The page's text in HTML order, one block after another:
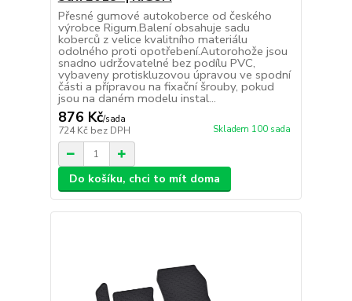
Přesné gumové autokoberce od českého
výrobce Rigum.Balení obsahuje sadu
koberců z velice kvalitního materiálu
odolného proti opotřebení.Autorohože jsou
snadno udržovatelné bez podílu PVC,
vybaveny protiskluzovou úpravou ve spodní
části a přípravou na fixační šrouby, pokud
jsou na daném modelu instal...
876 Kč/sada
724 Kč bez DPH Skladem 100 sada
Do košíku, chci to mít doma